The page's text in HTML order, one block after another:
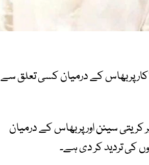
پربھاس کے درمیان کسی تعلق سے
کریتی سینن اور پربھاس کے درمیان
کی تردید کر دی ہے۔